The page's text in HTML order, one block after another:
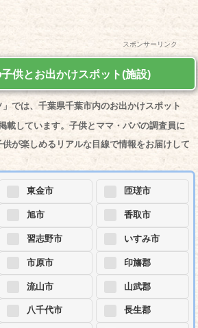
スポンサーリンク
供とお出かけスポット(施設)
では、千葉県千葉市内のお出かけスポット
載しています。子供とママ・パパの調査員に
が楽しめるリアルな目線で情報をお届けして
東金市
旭市
習志野市
市原市
流山市
八千代市
匝瑳市
香取市
いすみ市
印旛郡
山武郡
長生郡